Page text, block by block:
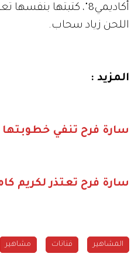
أكاديمي8"، كتبتها
اللحن زياد سحاب.
المزيد :
سارة فرح تنفي خطوبتها
سارة فرح تعتذر لكريم
المشاهير فنانات مشاهير